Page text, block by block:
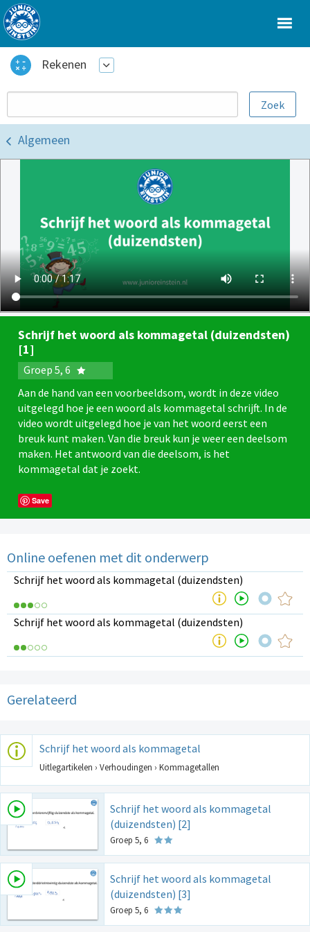
Rekenen
Algemeen
Schrijf het woord als kommagetal (duizendsten)
[1]
Groep 5, 6
Aan de hand van een voorbeeldsom, wordt in deze video
uitgelegd hoe je een woord als kommagetal schrijft. In de
video wordt uitgelegd hoe je van het woord eerst een
breuk kunt maken. Van die breuk kun je weer een deelsom
maken. Het antwoord van die deelsom, is het
kommagetal dat je zoekt.
Save
Online oefenen met dit onderwerp
Schrijf het woord als kommagetal (duizendsten)
Schrijf het woord als kommagetal (duizendsten)
Gerelateerd
Schrijf het woord als kommagetal
Uitlegartikelen › Verhoudingen › Kommagetallen
Schrijf het woord als kommagetal
(duizendsten) [2]
Groep 5, 6
Schrijf het woord als kommagetal
(duizendsten) [3]
Groep 5, 6